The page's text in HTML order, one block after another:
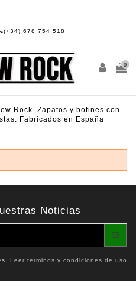
(+34) 678 754 518
0
Rock. Zapatos y botines con
Fabricados en España
Noticias
Leer terminos y condiciones de uso